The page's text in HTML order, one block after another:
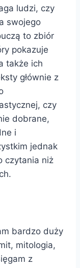
ludzi, czy
swojego
to zbiór
pokazuje
także ich
głównie z
czy
dobrane,
i
jednak
czytania niż
bardzo duży
mitologia,
z